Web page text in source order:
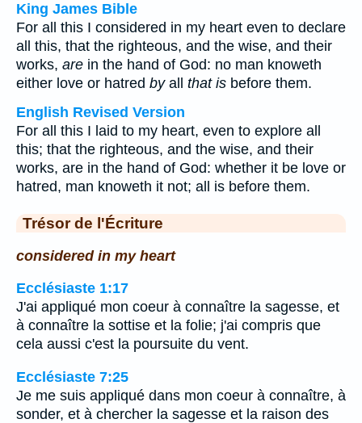
King James Bible
For all this I considered in my heart even to declare
all this, that the righteous, and the wise, and their
works, are in the hand of God: no man knoweth
either love or hatred byall that is before them.
English Revised Version
For all this I laid to my heart, even to explore all
this; that the righteous, and the wise, and their
works, are in the hand of God: whether it be love or
hatred, man knoweth it not; all is before them.
Trésor de l'Écriture
considered in my heart
Ecclésiaste 1:17
J'ai appliqué mon coeur à connaître la sagesse, et
à connaître la sottise et la folie; j'ai compris que
cela aussi c'est la poursuite du vent.
Ecclésiaste 7:25
Je me suis appliqué dans mon coeur à connaître, à
sonder, et à chercher la sagesse et la raison des